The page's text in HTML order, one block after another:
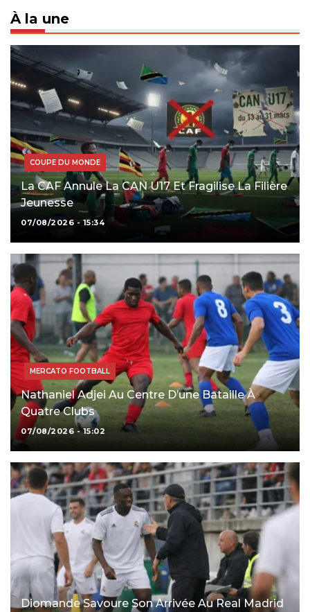
À la une
COUPE DU MONDE
La CAF Annule La CAN U17 Et Fragilise La Filière
Jeunesse
07/08/2026 - 15:34
MERCATO FOOTBALL
Nathaniel Adjei Au Centre D’une Bataille À
Quatre Clubs
07/08/2026 - 15:02
Diomande Savoure Son Arrivée Au Real Madrid